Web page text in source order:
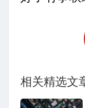
相关精选文